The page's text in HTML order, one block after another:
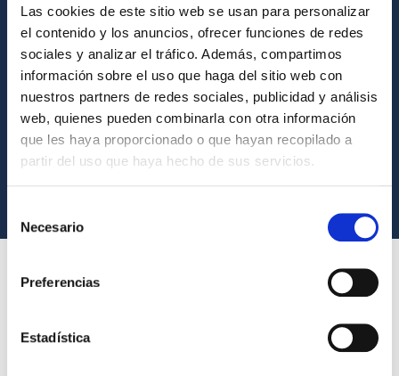
Las cookies de este sitio web se usan para personalizar
el contenido y los anuncios, ofrecer funciones de redes
sociales y analizar el tráfico. Además, compartimos
información sobre el uso que haga del sitio web con
nuestros partners de redes sociales, publicidad y análisis
web, quienes pueden combinarla con otra información
que les haya proporcionado o que hayan recopilado a
partir del uso que haya hecho de sus servicios.
Necesario
Preferencias
Estadística
Nuestros servicios abarcan desde la creación de empresas y el
asesoramiento fiscal y contable, hasta el área laboral y el apoyo a
Te acompañaremos en cada etapa de tu negocio,
proporcionándote la orientación y el conocimiento necesarios para